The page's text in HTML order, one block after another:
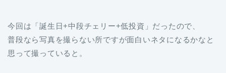
今回は「誕生日+中段チェリー+低投資」だったので、
普段なら写真を撮らない所ですが面白いネタになるかなと
思って撮っていると。